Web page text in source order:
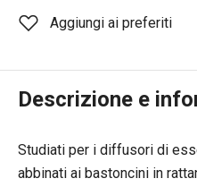
Aggiungi ai preferiti
Descrizione e
Studiati per i diffusori di
abbinati ai bastoncini in